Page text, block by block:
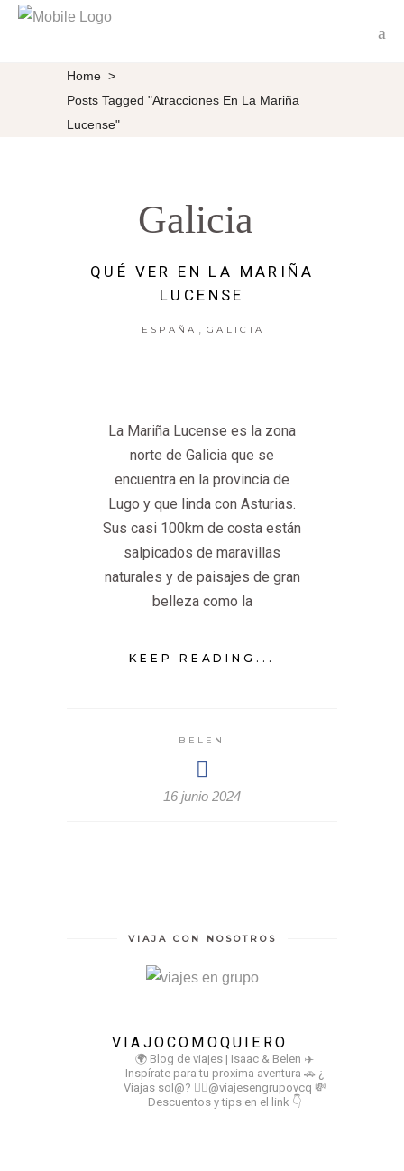
Home >
Posts Tagged "Atracciones En La Mariña
Lucense"
Galicia
QUÉ VER EN LA MARIÑA
LUCENSE
ESPAÑA GALICIA
La Mariña Lucense es la zona
norte de Galicia que se
encuentra en la provincia de
Lugo y que linda con Asturias.
Sus casi 100km de costa están
salpicados de maravillas
naturales y de paisajes de gran
belleza como la
KEEP READING...
BELEN
16 junio 2024
VIAJA CON NOSOTROS
VIAJOCOMOQUIERO
🌍 Blog de viajes | Isaac & Belen ✈️
Inspírate para tu proxima aventura 🚗 ¿
Viajas sol@? 👉🏻@viajesengrupovcq 💸
Descuentos y tips en el link 👇